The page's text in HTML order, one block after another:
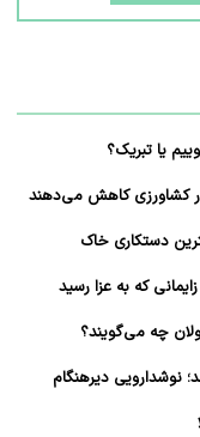
یا تبریک؟
کشاورزی کاهش می‌دهند
دستکاری خاک
که به عزا رسید
چه می‌گویند؟